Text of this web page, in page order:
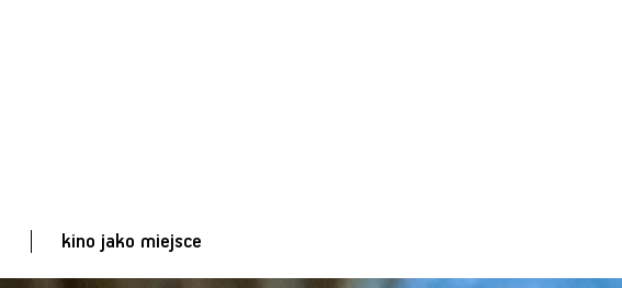
kino jako miejsce